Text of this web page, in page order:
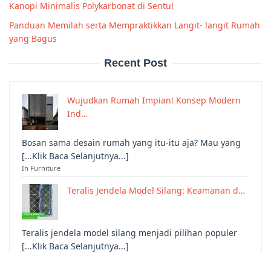
Kanopi Minimalis Polykarbonat di Sentul
Panduan Memilah serta Mempraktikkan Langit- langit Rumah
yang Bagus
Recent Post
Wujudkan Rumah Impian! Konsep Modern
Ind…
Bosan sama desain rumah yang itu-itu aja? Mau yang
[...Klik Baca Selanjutnya...]
In Furniture
Teralis Jendela Model Silang: Keamanan d…
Teralis jendela model silang menjadi pilihan populer
[...Klik Baca Selanjutnya...]